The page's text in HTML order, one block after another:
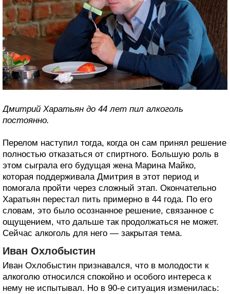
Дмитрий Харатьян до 44 лет пил алкоголь
постоянно.
Перелом наступил тогда, когда он сам принял решение
полностью отказаться от спиртного. Большую роль в
этом сыграла его будущая жена Марина Майко,
которая поддерживала Дмитрия в этот период и
помогала пройти через сложный этап. Окончательно
Харатьян перестал пить примерно в 44 года. По его
словам, это было осознанное решение, связанное с
ощущением, что дальше так продолжаться не может.
Сейчас алкоголь для него — закрытая тема.
Иван Охлобыстин
Иван Охлобыстин признавался, что в молодости к
алкоголю относился спокойно и особого интереса к
нему не испытывал. Но в 90-е ситуация изменилась: